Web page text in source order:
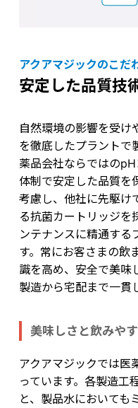
アクアマジックのこだ
安定した品質技
自然環境の影響を受け
を徹底したプラントで
薬品会社ならではの
体制で安定した品質を
考慮し、他社に先駆け
る抗菌カートリッジを
ンテナンスに精通する
す。常にお客さまの飲
識を高め、安全で美味
製造から宅配まで一貫
美味しさと飲みや
アクアマジックでは医
っています。各製造工
と、製品水においても